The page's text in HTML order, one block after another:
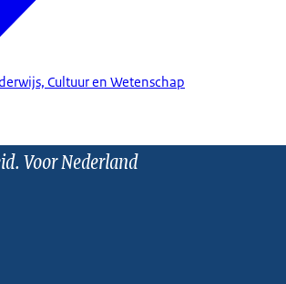
Cultuur en Wetenschap
Voor Nederland